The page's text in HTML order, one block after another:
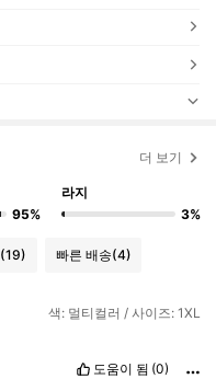
더 보기
95%
라지
3%
(19) 빠른 배송(4)
색: 멀티컬러 / 사이즈: 1XL
도움이 됨 (0)